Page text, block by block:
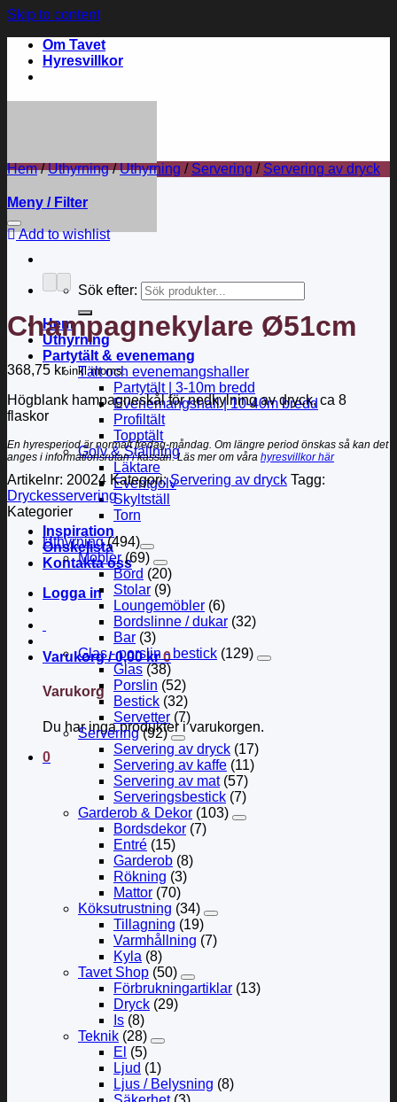
Skip to content
Om Tavet
Hyresvillkor
Sök efter:
Hem
Uthyrning
Partytält & evenemang
Tält och evenemangshaller
Partytält | 3-10m bredd
Evenemangshall | 10-40m bredd
Profiltält
Topptält
Golv & Ställning
Läktare
Eventgolv
Skyltställ
Torn
Inspiration
Önskelista
Kontakta oss
Logga in
Varukorg /0,00kr 0
Varukorg
Du har inga produkter i varukorgen.
0
Hem / Uthyrning / Uthyrning / Servering / Servering av dryck
Meny / Filter
Add to wishlist
Champagnekylare Ø51cm
368,75 kr inkl moms.
Högblank hampagneskål för nedkylning av dryck, ca 8
flaskor
En hyresperiod är normalt fredag-måndag. Om längre period önskas så kan det
anges i informationsrutan i kassan. Läs mer om våra hyresvillkor här
Artikelnr: 20024 Kategori:Servering av dryck Tagg:
Dryckesservering
Kategorier
Uthyrning (494)
Möbler (69)
Bord (20)
Stolar (9)
Loungemöbler (6)
Bordslinne / dukar (32)
Bar (3)
Glas - porslin - bestick (129)
Glas (38)
Porslin (52)
Bestick (32)
Servetter (7)
Servering (92)
Servering av dryck (17)
Servering av kaffe (11)
Servering av mat (57)
Serveringsbestick (7)
Garderob & Dekor (103)
Bordsdekor (7)
Entré (15)
Garderob (8)
Rökning (3)
Mattor (70)
Köksutrustning (34)
Tillagning (19)
Varmhållning (7)
Kyla (8)
Tavet Shop (50)
Förbrukningartiklar (13)
Dryck (29)
Is (8)
Teknik (28)
El (5)
Ljud (1)
Ljus / Belysning (8)